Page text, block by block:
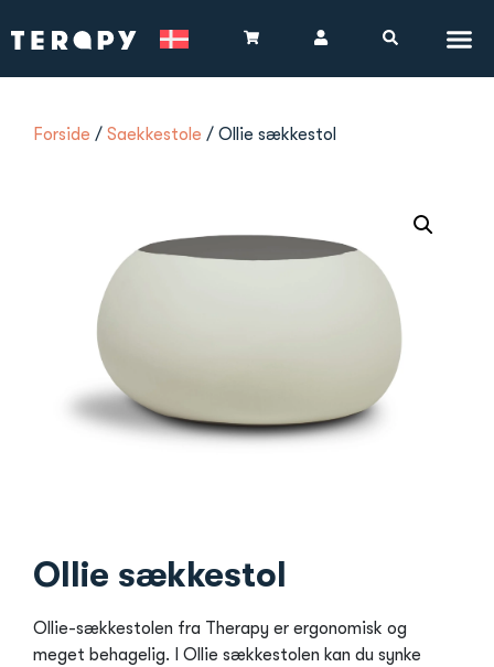
Forside / Saekkestole / Ollie sækkestol
Ollie sækkestol
Ollie-sækkestolen fra Therapy er ergonomisk og
meget behagelig. I Ollie sækkestolen kan du synke